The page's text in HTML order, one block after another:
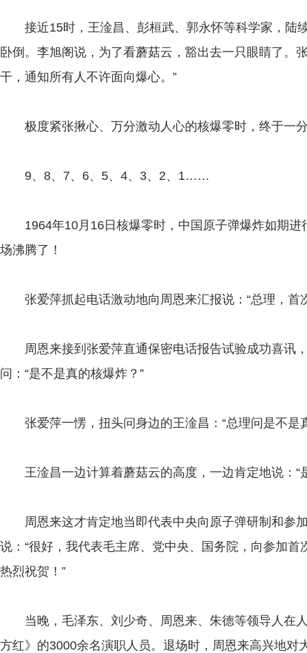
接近15时，王淦昌、彭桓武、郭永怀等科学家，陆
卧倒。李旭阁说，为了看蘑菇云，豁出去一只眼睛了。
干，通知所有人不许面向爆心。”
极度紧张揪心、万分激动人心的核爆零时，终于一
9、8、7、6、5、4、3、2、1……
1964年10月16日核爆零时，中国原子弹爆炸如期进
场沸腾了！
张爱萍抓起电话激动地向周恩来汇报说：“总理，首
周恩来接到张爱萍直通保密电话报告试验成功喜讯
问：“是不是真的核爆炸？”
张爱萍一愣，扭头问身边的王淦昌：“总理问是不是
王淦昌一边计算着蘑菇云的高度，一边肯定地说：“
周恩来这才肯定地当即代表中央向原子弹研制和参
说：“很好，我代表毛主席、党中央、国务院，向参加
热烈祝贺！”
当晚，毛泽东、刘少奇、周恩来、朱德等领导人在
方红》的3000余名演职人员。退场时，周恩来高兴地对